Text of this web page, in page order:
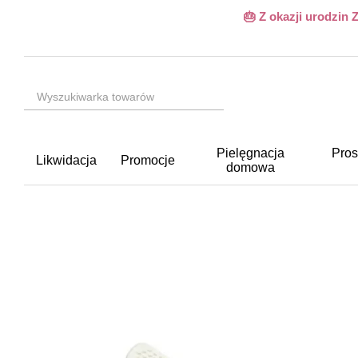
🎂 Z okazji urodzin
Likwidacja Promocje
Pielęgnacja
domowa